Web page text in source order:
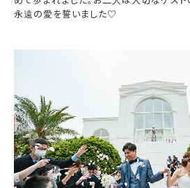
永遠の愛を誓いました♡